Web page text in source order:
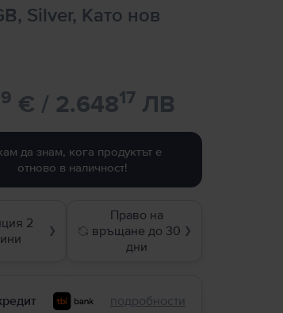
Silver, Като нов
€ / 2.64817 ЛВ
да знам, кога продуктът е
отново в наличност!
2
❯
Право на
връщане до 30
дни
❯
подробности